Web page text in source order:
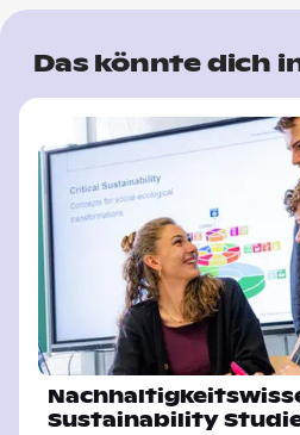
Das könnte dich
Sustainability